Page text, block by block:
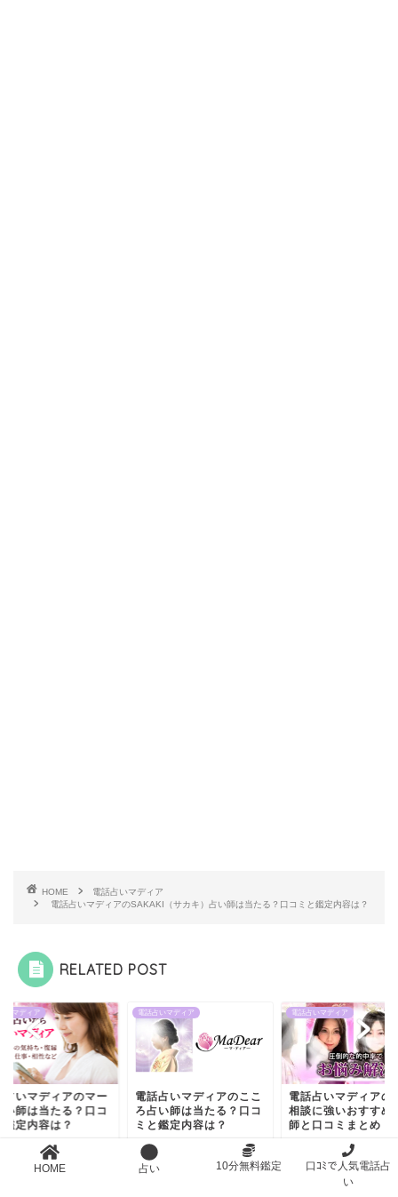
HOME
電話占いマディア
電話占いマディアのSAKAKI（サカキ）占い師は当たる？口コミと鑑定内容は？
RELATED POST
いマディア
占いマディアのマー
い師は当たる？口コ
鑑定内容は？
2024年6月22日
電話占いマディア
電話占いマディアのここ
ろ占い師は当たる？口コ
ミと鑑定内容は？
2025年12月4日
電話占いマディア
電話占いマディアの
相談に強いおすすめ
師と口コミまとめ
2023年7
HOME 占い 10分無料鑑定
口ｺﾐで人気電話占
い